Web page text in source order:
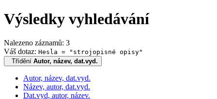
Výsledky vyhledávání
Nalezeno záznamů: 3
Váš dotaz: Hesla = "strojopisné opisy"
Třídění Autor, název, dat.vyd.
Autor, název, dat.vyd.
Název, autor, dat.vyd.
Dat.vyd, autor, název.